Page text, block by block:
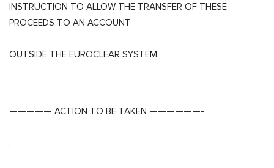
INSTRUCTION TO ALLOW THE TRANSFER OF THESE
PROCEEDS TO AN ACCOUNT
OUTSIDE THE EUROCLEAR SYSTEM.
.
————— ACTION TO BE TAKEN ——————-
.